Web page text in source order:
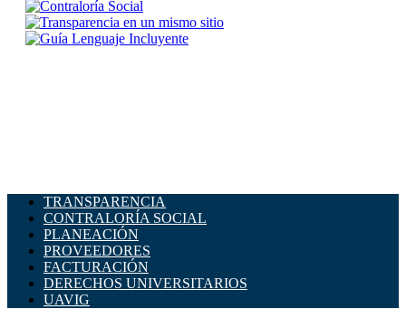
TRANSPARENCIA
CONTRALORÍA SOCIAL
PLANEACIÓN
PROVEEDORES
FACTURACIÓN
DERECHOS UNIVERSITARIOS
UAVIG